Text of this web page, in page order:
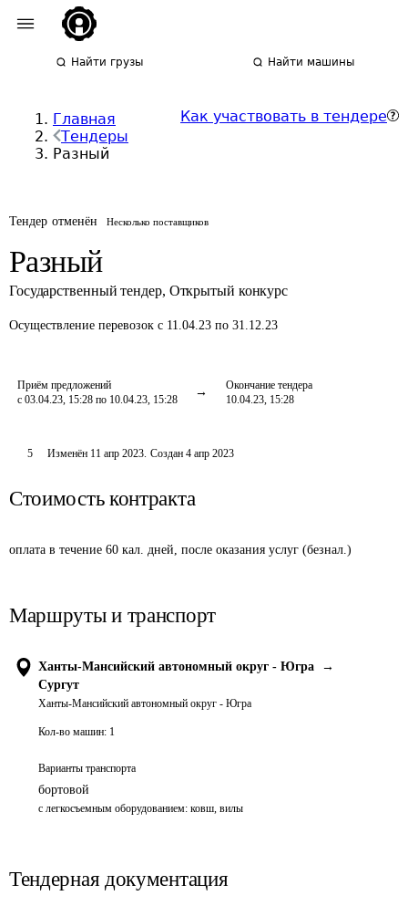
Найти грузы Найти машины
Главная
Тендеры
Разный
Как участвовать в тендере
Тендер отменён Несколько поставщиков
Разный
Государственный тендер, Открытый конкурс
Осуществление перевозок с 11.04.23 по 31.12.23
Приём предложений
с 03.04.23, 15:28 по 10.04.23, 15:28
Окончание тендера
10.04.23, 15:28
5 Изменён 11 апр 2023. Создан 4 апр 2023
Стоимость контракта
оплата в течение 60 кал. дней, после оказания услуг (безнал.)
Маршруты и транспорт
Ханты-Мансийский автономный округ - Югра
→
Сургут
Ханты-Мансийский автономный округ - Югра
Кол-во машин: 1
Варианты транспорта
бортовой
с легкосъемным оборудованием: ковш, вилы
Тендерная документация